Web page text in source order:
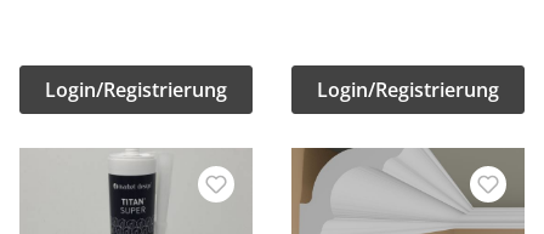
Login/Registrierung Login/Registrierung